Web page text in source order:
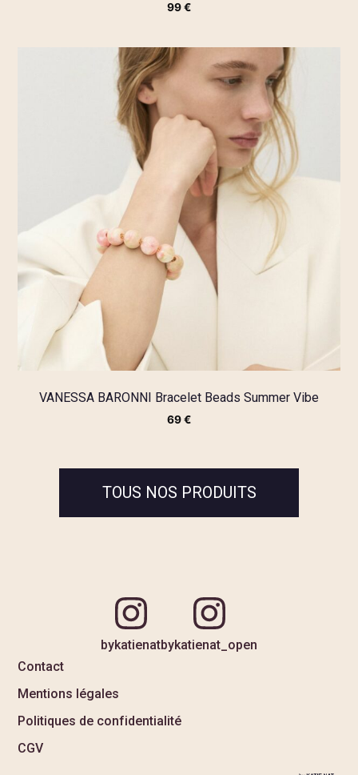
99€
VANESSA BARONNI Bracelet Beads Summer Vibe
69€
TOUS NOS PRODUITS
bykatienatbykatienat_open
Contact
Mentions légales
Politiques de confidentialité
CGV